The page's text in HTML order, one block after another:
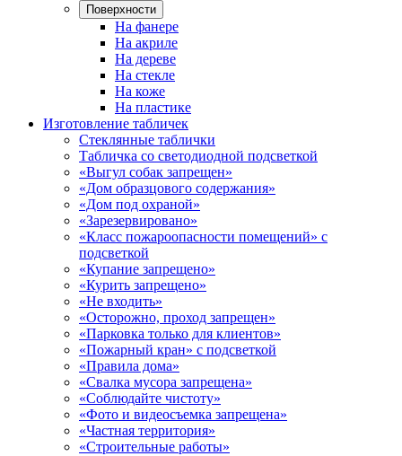
Поверхности
На фанере
На акриле
На дереве
На стекле
На коже
На пластике
Изготовление табличек
Стеклянные таблички
Табличка со светодиодной подсветкой
«Выгул собак запрещен»
«Дом образцового содержания»
«Дом под охраной»
«Зарезервировано»
«Класс пожароопасности помещений» с
подсветкой
«Купание запрещено»
«Курить запрещено»
«Не входить»
«Осторожно, проход запрещен»
«Парковка только для клиентов»
«Пожарный кран» с подсветкой
«Правила дома»
«Свалка мусора запрещена»
«Соблюдайте чистоту»
«Фото и видеосъемка запрещена»
«Частная территория»
«Строительные работы»